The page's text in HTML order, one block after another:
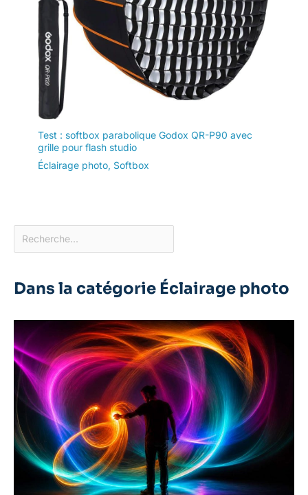
Test : softbox parabolique Godox QR-P90 avec
grille pour flash studio
Éclairage photo, Softbox
Dans la catégorie Éclairage photo